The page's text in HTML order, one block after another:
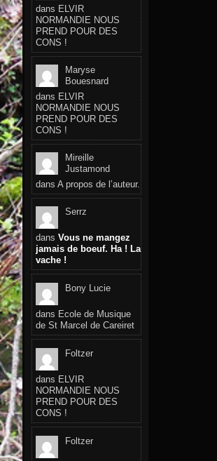
dans ELVIR
NORMANDIE NOUS
PREND POUR DES
CONS !
Maryse
Bouesnard
dans ELVIR
NORMANDIE NOUS
PREND POUR DES
CONS !
Mireille
Justamond
dans A propos de l’auteur.
Serrz
dans Vous ne mangez
jamais de boeuf. Ha ! La
vache !
Bony Lucie
dans Ecole de Musique
de St Marcel de Careiret
Foltzer
dans ELVIR
NORMANDIE NOUS
PREND POUR DES
CONS !
Foltzer